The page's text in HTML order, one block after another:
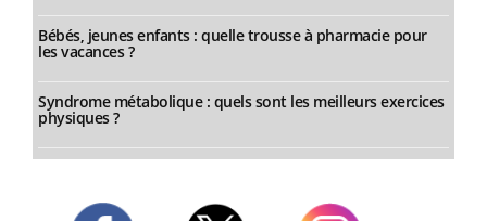
Bébés, jeunes enfants : quelle trousse à pharmacie pour
les vacances ?
Syndrome métabolique : quels sont les meilleurs exercices
physiques ?